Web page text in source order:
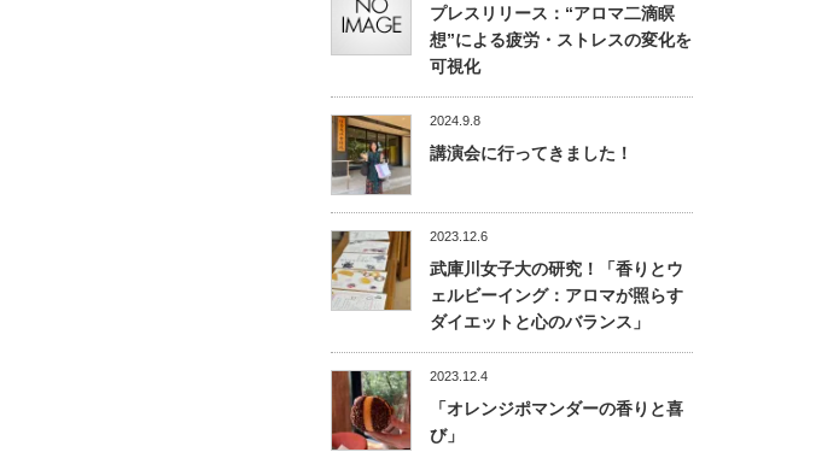
プレスリリース：“アロマ二滴瞑
想”による疲労・ストレスの変化を
可視化
2024.9.8
講演会に行ってきました！
2023.12.6
武庫川女子大の研究！「香りとウ
ェルビーイング：アロマが照らす
ダイエットと心のバランス」
2023.12.4
「オレンジポマンダーの香りと喜
び」